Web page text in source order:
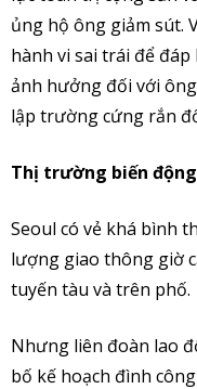
ủng hộ ông giảm sút.
hành vi sai trái để
ảnh hưởng đối với
lập trường cứng rắn
Thị trường biến động
Seoul có vẻ khá bình
lượng giao thông giờ
tuyến tàu và trên phố.
Nhưng liên đoàn lao
bố kế hoạch đình